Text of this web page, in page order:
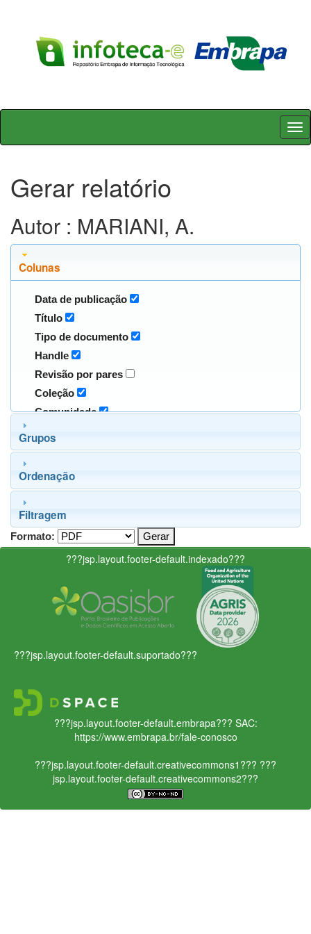
Skip
Gerar relatório
Autor : MARIANI, A.
Colunas
Data de publicação
Título
Tipo de documento
Handle
Revisão por pares
Coleção
Comunidade
Grupos
Ordenação
Filtragem
Formato:
???jsp.layout.footer-default.indexado???
???jsp.layout.footer-default.suportado???
???jsp.layout.footer-default.embrapa??? SAC:
https://www.embrapa.br/fale-conosco
???jsp.layout.footer-default.creativecommons1??? ???
jsp.layout.footer-default.creativecommons2???